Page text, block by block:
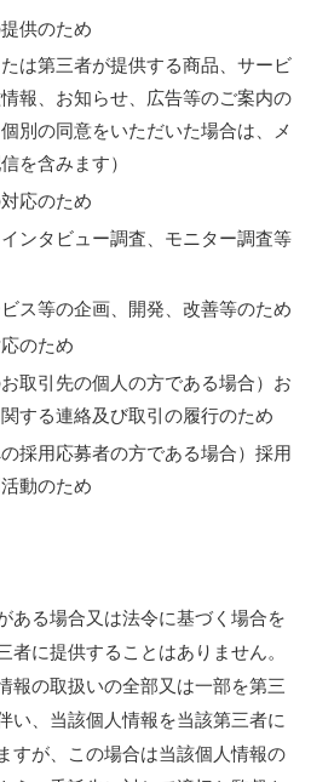
供のため
は第三者が提供する商品、サービ
報、お知らせ、広告等のご案内の
別の同意をいただいた場合は、メ
を含みます）
応のため
ンタビュー調査、モニター調査等
ス等の企画、開発、改善等のため
のため
お取引先の個人の方である場合）お
する連絡及び取引の履行のため
の採用応募者の方である場合）採用
動のため
ある場合又は法令に基づく場合を
者に提供することはありません。
報の取扱いの全部又は一部を第三
い、当該個人情報を当該第三者に
すが、この場合は当該個人情報の